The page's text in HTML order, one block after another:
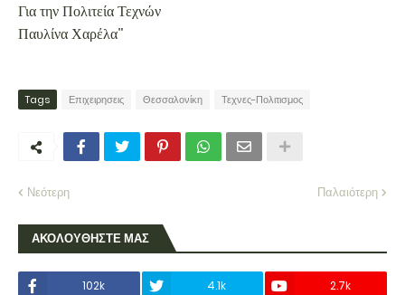
Για την Πολιτεία Τεχνών
Παυλίνα Χαρέλα"
Tags Επιχειρησεις Θεσσαλονίκη Τεχνες-Πολιτισμος
Νεότερη Παλαιότερη
ΑΚΟΛΟΥΘΗΣΤΕ ΜΑΣ
102k 4.1k
2.7k